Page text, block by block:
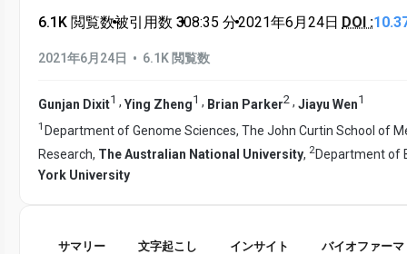
6.1K 閲覧数•被引用数 3•08:35 分•2021年6月24日 DOI :
2021年6月24日 • 6.1K 閲覧数
Gunjan Dixit1 , Ying Zheng1 , Brian Parker2 , Jiayu Wen1
1 Department of Genome Sciences, The John Curtin School of
Research, The Australian National University, 2Department of
York University
サマリー 文字起こし インサイト バイオファー